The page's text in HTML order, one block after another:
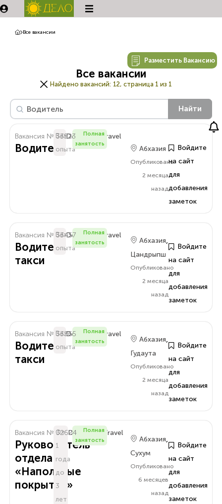
Все вакансии
Разместить Вакансию
Все вакансии
Найдено вакансий: 12, страница 1 из 1
Найти
Вакансия № 33523
Водитель
Без
опыта
Delo.Amra.Travel
Полная
занятость
Абхазия
Опубликовано
2 месяца
назад
Войдите
на сайт
для
добавления
заметок
Вакансия № 33457
Водитель
такси
Без
опыта
Delo.Amra.Travel
Полная
занятость
Абхазия,
Цандрыпш
Опубликовано
2 месяца
назад
Войдите
на сайт
для
добавления
заметок
Вакансия № 33365
Водитель
такси
Без
опыта
Delo.Amra.Travel
Полная
занятость
Абхазия,
Гудаута
Опубликовано
2 месяца
назад
Войдите
на сайт
для
добавления
заметок
Вакансия № 32624
Руководитель
отдела
«Напольные
покрытия»
От
1
года
до
3
лет
Delo.Amra.Travel
Полная
занятость
Абхазия
Сухум
Опубликовано
6 месяцев
назад
Войдите
на сайт
для
добавления
заметок